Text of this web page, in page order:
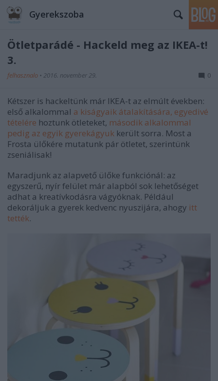
Gyerekszoba
Ötletparádé - Hackeld meg az IKEA-t!
3.
felhasznalo • 2016. november 29. 0
Kétszer is hackeltünk már IKEA-t az elmúlt években:
első alkalommal a kiságyaik átalakítására, egyedivé
tételére hoztunk ötleteket, második alkalommal
pedig az egyik gyerekágyuk került sorra. Most a
Frosta ülőkére mutatunk pár ötletet, szerintünk
zseniálisak!
Maradjunk az alapvető ülőke funkciónál: az
egyszerű, nyír felület már alapból sok lehetőséget
adhat a kreatívkodásra vágyóknak. Például
dekoráljuk a gyerek kedvenc nyuszijára, ahogy itt
tették.